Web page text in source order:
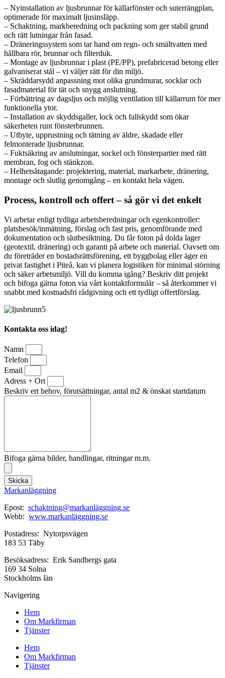
– Nyinstallation av ljusbrunnar för källarfönster och suterrängplan,
optimerade för maximalt ljusinsläpp.
– Schaktning, markberedning och packning som ger stabil grund
och rätt lutningar från fasad.
– Dräneringssystem som tar hand om regn- och smältvatten med
hållbara rör, brunnar och filterduk.
– Montage av ljusbrunnar i plast (PE/PP), prefabricerad betong eller
galvaniserat stål – vi väljer rätt för din miljö.
– Skräddarsydd anpassning mot olika grundmurar, socklar och
fasadmaterial för tät och snygg anslutning.
– Förbättring av dagsljus och möjlig ventilation till källarrum för mer
funktionella ytor.
– Installation av skyddsgaller, lock och fallskydd som ökar
säkerheten runt fönsterbrunnen.
– Utbyte, upprustning och tätning av äldre, skadade eller
felmonterade ljusbrunnar.
– Fuktsäkring av anslutningar, sockel och fönsterpartier med rätt
membran, fog och stänkzon.
– Helhetsåtagande: projektering, material, markarbete, dränering,
montage och slutlig genomgång – en kontakt hela vägen.
Process, kontroll och offert – så gör vi det enkelt
Vi arbetar enligt tydliga arbetsberedningar och egenkontroller:
platsbesök/inmätning, förslag och fast pris, genomförande med
dokumentation och slutbesiktning. Du får foton på dolda lager
(geotextil, dränering) och garanti på arbete och material. Oavsett om
du företräder en bostadsrättsförening, ett byggbolag eller äger en
privat fastighet i Piteå, kan vi planera logistiken för minimal störning
och säker arbetsmiljö. Vill du komma igång? Beskriv ditt projekt
och bifoga gärna foton via vårt kontaktformulär – så återkommer vi
snabbt med kostnadsfri rådgivning och ett tydligt offertförslag.
Kontakta oss idag!
Namn
Telefon
Email
Adress + Ort
Beskriv ert behov, förutsättningar, antal m2 & önskat startdatum
Bifoga gärna bilder, handlingar, ritningar m.m.
Skicka
Markanläggning
Epost: schaktning@markanläggning.se
Webb: www.markanläggning.se
Postadress: Nytorpsvägen
183 53 Täby
Besöksadress: Erik Sandbergs gata
169 34 Solna
Stockholms län
Navigering
Hem
Om Markfirman
Tjänster
Hem
Om Markfirman
Tjänster